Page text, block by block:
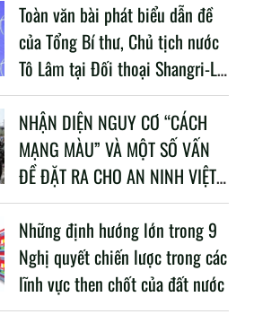
Toàn văn bài phát biểu dẫn đề
của Tổng Bí thư, Chủ tịch nước
Tô Lâm tại Đối thoại Shangri-La
lần thứ 23
NHẬN DIỆN NGUY CƠ “CÁCH
MẠNG MÀU” VÀ MỘT SỐ VẤN
ĐỀ ĐẶT RA CHO AN NINH VIỆT
NAM TRONG BỐI CẢNH HIỆN
NAY
Những định hướng lớn trong 9
Nghị quyết chiến lược trong các
lĩnh vực then chốt của đất nước